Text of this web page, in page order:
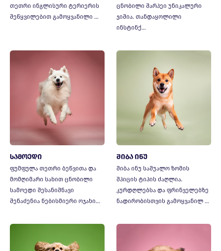
თეთრი ინგლისური ტერიერის
შეწყვილებით გამოყვანილი …
ცნობილი შარპეი უნიკალური
ჯიშია. თანდაყოლილი
ინსტინქ…
სამოედი
ფუმფულა თეთრი ბეწვითა და
მომღიმარი სახით ცნობილი
სამოედი შესანიშნავი
შენაძენია ნებისმიერი ოჯახი…
შიბა ინუ
შიბა ინუ საშუალო ზომის
შპიცის ტიპის ძაღლია.
კურდღლებსა და ფრინველებზე
ნადირობისთვის გამოყვანილ …